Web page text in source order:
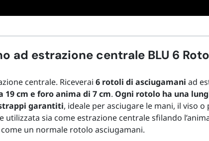
ad estrazione centrale BLU 6
centrale. Riceverai 6 rotoli di asciugamani ad
19 cm e foro anima di 7 cm. Ogni rotolo ha una
garantiti, ideale per asciugare le mani, il viso
utilizzata sia come estrazione centrale sfilando
un normale rotolo asciugamani.